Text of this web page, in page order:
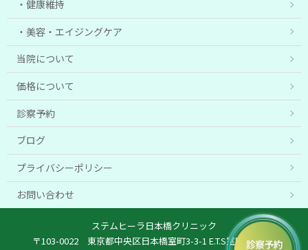
健康維持
美容・エイジングケア
当院について
価格について
診察予約
ブログ
プライバシーポリシー
お問い合わせ
ステムヒーラ日本橋クリニック
〒103-0022 東京都中央区日本橋室町3-3-1 E.T.S室町ビル6階